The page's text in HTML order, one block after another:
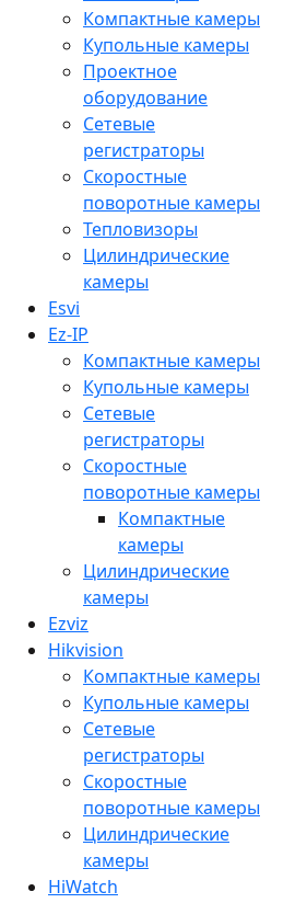
Компактные камеры
Купольные камеры
Проектное
оборудование
Сетевые
регистраторы
Скоростные
поворотные камеры
Тепловизоры
Цилиндрические
камеры
Esvi
Ez-IP
Компактные камеры
Купольные камеры
Сетевые
регистраторы
Скоростные
поворотные камеры
Компактные
камеры
Цилиндрические
камеры
Ezviz
Hikvision
Компактные камеры
Купольные камеры
Сетевые
регистраторы
Скоростные
поворотные камеры
Цилиндрические
камеры
HiWatch